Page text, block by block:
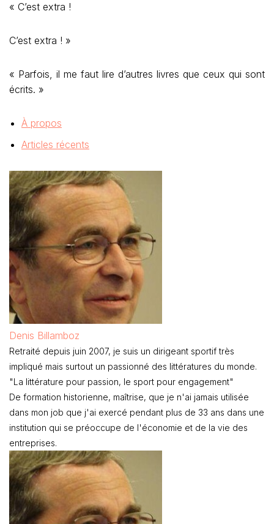
« C’est extra !
C’est extra ! »
« Parfois, il me faut lire d’autres livres que ceux qui sont
écrits. »
À propos
Articles récents
Denis Billamboz
Retraité depuis juin 2007, je suis un dirigeant sportif très
impliqué mais surtout un passionné des littératures du monde.
"La littérature pour passion, le sport pour engagement"
De formation historienne, maîtrise, que je n'ai jamais utilisée
dans mon job que j'ai exercé pendant plus de 33 ans dans une
institution qui se préoccupe de l'économie et de la vie des
entreprises.